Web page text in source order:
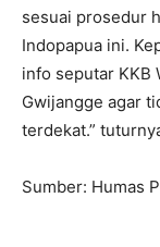
sesuai prosedur
Indopapua ini.
info seputar KKB
Gwijangge agar
terdekat.”
Sumber: Humas